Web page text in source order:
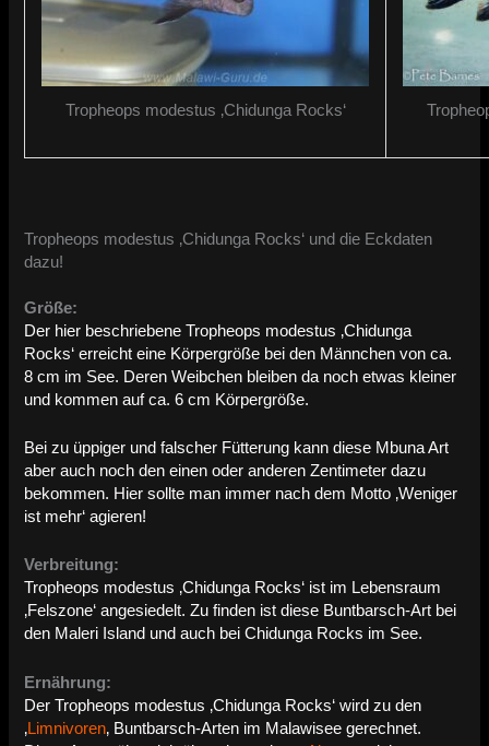
Tropheops modestus ‚Chidunga Rocks‘
Tropheops modestus ‚Chidunga Rocks‘ und die Eckdaten
dazu!
Größe:
Der hier beschriebene Tropheops modestus ‚Chidunga
Rocks‘ erreicht eine Körpergröße bei den Männchen von ca.
8 cm im See. Deren Weibchen bleiben da noch etwas kleiner
und kommen auf ca. 6 cm Körpergröße.
Bei zu üppiger und falscher Fütterung kann diese Mbuna Art
aber auch noch den einen oder anderen Zentimeter dazu
bekommen. Hier sollte man immer nach dem Motto ‚Weniger
ist mehr‘ agieren!
Verbreitung:
Tropheops modestus ‚Chidunga Rocks‘ ist im Lebensraum
‚Felszone‘ angesiedelt. Zu finden ist diese Buntbarsch-Art bei
den Maleri Island und auch bei Chidunga Rocks im See.
Ernährung:
Der Tropheops modestus ‚Chidunga Rocks‘ wird zu den
‚Limnivoren‚ Buntbarsch-Arten im Malawisee gerechnet.